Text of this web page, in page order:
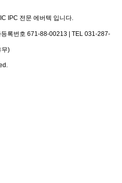
IPC 전문 에버텍 입니다.
록번호 671-88-00213 | TEL 031-287-
무)